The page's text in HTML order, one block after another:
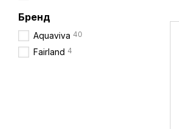
Бренд
Aquaviva 40
Fairland 4